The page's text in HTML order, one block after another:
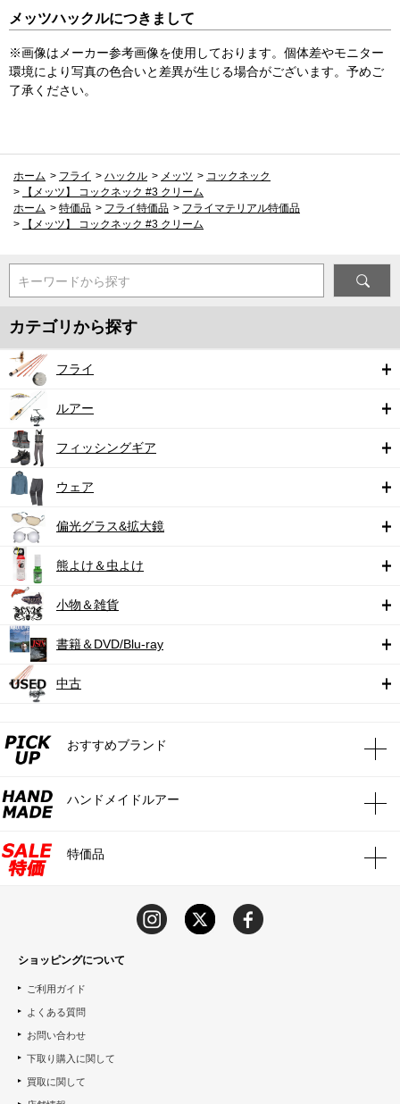
メッツハックルにつきまして
※画像はメーカー参考画像を使用しております。個体差やモニター
環境により写真の色合いと差異が生じる場合がございます。予めご
了承ください。
ホーム > フライ > ハックル > メッツ > コックネック
>
【メッツ】 コックネック #3 クリーム
ホーム > 特価品 > フライ特価品 > フライマテリアル特価品
>
【メッツ】 コックネック #3 クリーム
キーワードから探す
カテゴリから探す
フライ
ルアー
フィッシングギア
ウェア
偏光グラス&拡大鏡
熊よけ＆虫よけ
小物＆雑貨
書籍＆DVD/Blu-ray
中古
おすすめブランド
ハンドメイドルアー
特価品
ショッピングについて
ご利用ガイド
よくある質問
お問い合わせ
下取り購入に関して
買取に関して